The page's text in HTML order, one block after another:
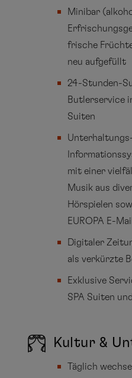
Minibar
frische
neu aufgefüllt
24-Stunden-
Butlerservice
Suiten
mit einer
Musik aus
Hörspielen
EUROPA E-
Digitaler
als verkürzte
Exklusive
SPA Suiten
Kultur &
Täglich